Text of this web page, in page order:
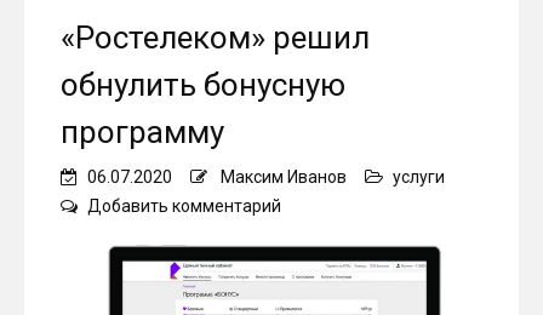
«Ростелеком» решил
обнулить бонусную
программу
06.07.2020 Максим Иванов
услуги
Добавить комментарий
решил
обнулить
бонусную